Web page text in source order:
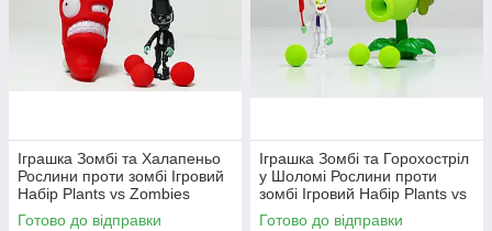
Іграшка Зомбі та Халапеньо
Рослини проти зомбі Ігровий
Набір Plants vs Zombies
(00226)
Готово до відправки
Іграшка Зомбі та Горохостріл
у Шоломі Рослини проти
зомбі Ігровий Набір Plants vs
Zombies (00435)
Готово до відправки